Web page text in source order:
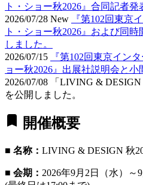
ト・ショー秋2026』合同記者発
2026/07/28 New
『第102回東京
ト・ショー秋2026』および同時
しました。
2026/07/15
『第102回東京イン
ョー秋2026』出展社説明会と小
2026/07/08 「LIVING &
を公開しました。
bookmark 開催概要
■ 名称： LIVING & DESIGN 秋
■ 会期： 2026年9月2日（水）～